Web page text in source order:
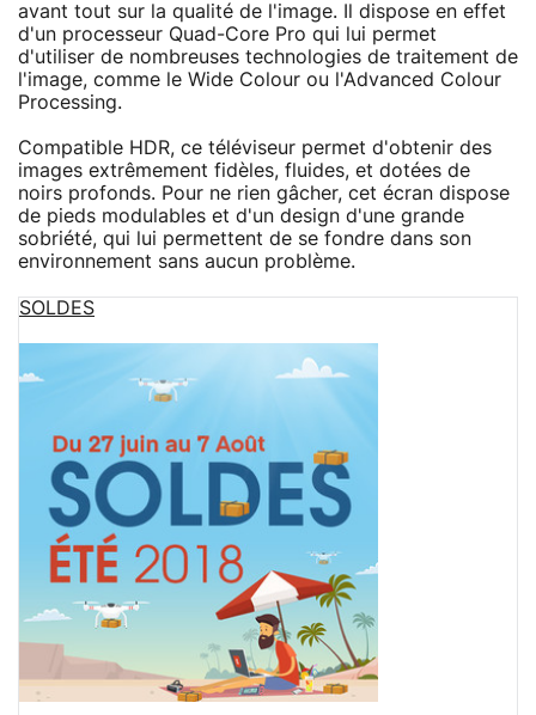
avant tout sur la qualité de l'image. Il dispose en effet
d'un processeur Quad-Core Pro qui lui permet
d'utiliser de nombreuses technologies de traitement de
l'image, comme le Wide Colour ou l'Advanced Colour
Processing.
Compatible HDR, ce téléviseur permet d'obtenir des
images extrêmement fidèles, fluides, et dotées de
noirs profonds. Pour ne rien gâcher, cet écran dispose
de pieds modulables et d'un design d'une grande
sobriété, qui lui permettent de se fondre dans son
environnement sans aucun problème.
SOLDES